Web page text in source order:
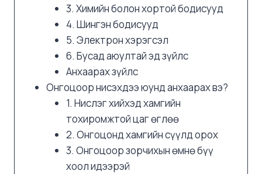
3. Химийн болон хортой бодисууд
4. Шингэн бодисууд
5. Электрон хэрэгсэл
6. Бусад аюултай эд зүйлс
Анхаарах зүйлс
Онгоцоор нисэхдээ юунд анхаарах вэ?
1. Нислэг хийхэд хамгийн
тохиромжтой цаг өглөө
2. Онгоцонд хамгийн сүүлд орох
3. Онгоцоор зорчихын өмнө бүү
хоол идээрэй